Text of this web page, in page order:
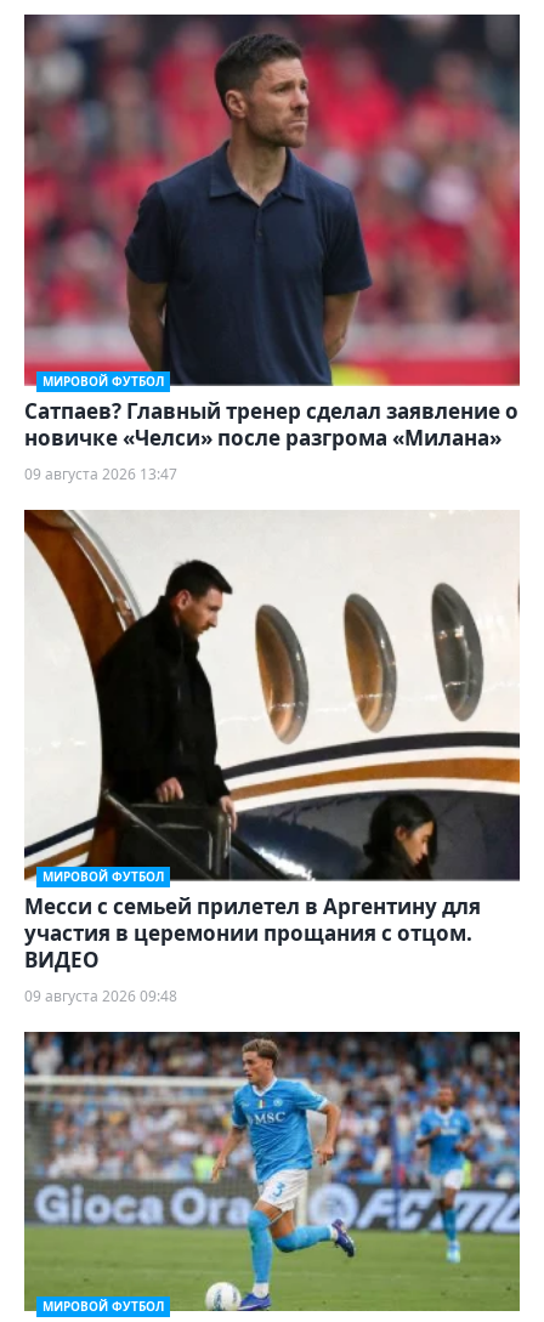
МИРОВОЙ ФУТБОЛ
Сатпаев? Главный тренер сделал заявление о
новичке «Челси» после разгрома «Милана»
09 августа 2026 13:47
МИРОВОЙ ФУТБОЛ
Месси с семьей прилетел в Аргентину для
участия в церемонии прощания с отцом.
ВИДЕО
09 августа 2026 09:48
МИРОВОЙ ФУТБОЛ